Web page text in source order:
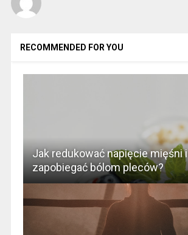
RECOMMENDED FOR YOU
Jak redukować napięcie mięśni i
zapobiegać bólom pleców?